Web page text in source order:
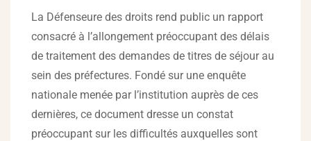
La Défenseure des droits rend public un rapport
consacré à l’allongement préoccupant des délais
de traitement des demandes de titres de séjour au
sein des préfectures. Fondé sur une enquête
nationale menée par l’institution auprès de ces
dernières, ce document dresse un constat
préoccupant sur les difficultés auxquelles sont